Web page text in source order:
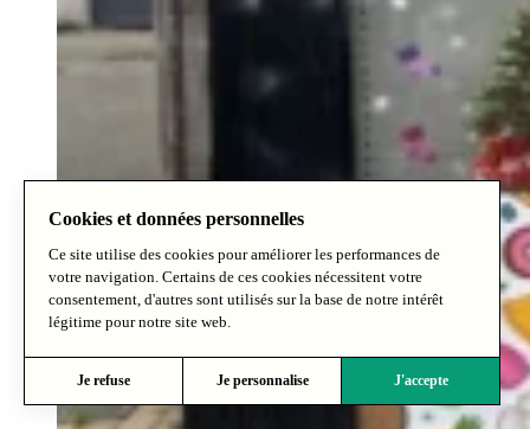
Cookies et données personnelles
Ce site utilise des cookies pour améliorer les performances de
votre navigation. Certains de ces cookies nécessitent votre
consentement, d'autres sont utilisés sur la base de notre intérêt
légitime pour notre site web.
Je refuse Je personnalise J'accepte